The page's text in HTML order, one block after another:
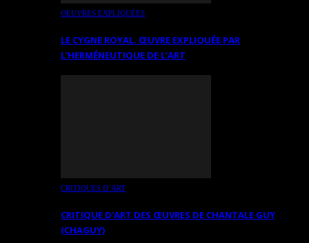
OEUVRES EXPLIQUÉES
LE CYGNE ROYAL. ŒUVRE EXPLIQUÉE PAR
L’HERMÉNEUTIQUE DE L’ART
CRITIQUES D’ART
CRITIQUE D’ART DES ŒUVRES DE CHANTALE GUY
(CHAGUY)